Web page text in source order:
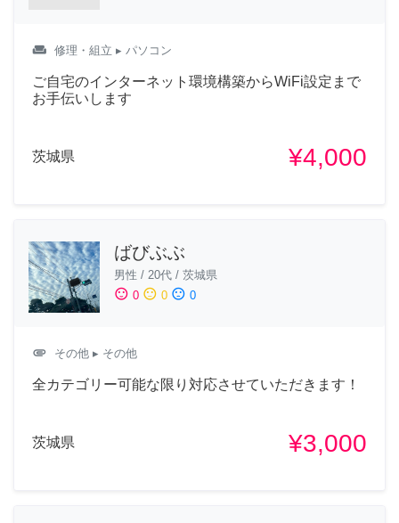
weekend 修理・組立 ▸ パソコン
ご自宅のインターネット環境構築からWiFi設定まで
お手伝いします
茨城県 ¥4,000
ばびぶぶ
男性 / 20代 / 茨城県
sentiment_satisfied 0 sentiment_neutral 0 sentiment_dissatisfied 0
attachment その他 ▸ その他
全カテゴリー可能な限り対応させていただきます！
茨城県 ¥3,000